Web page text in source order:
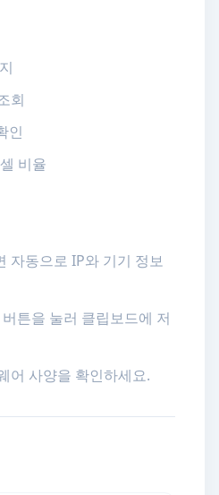
회
인
비율
자동으로 IP와 기기 정보
튼을 눌러 클립보드에 저
어 사양을 확인하세요.